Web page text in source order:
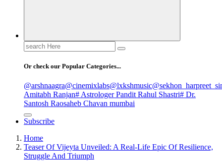
Search
for:
Or check our Popular Categories...
@arshnaagra@cinemixlabs@lxkshmusic
Amitabh Ranjan# Astrologer Pandit Rahul Shastri# Dr.
Santosh Raosaheb Chavan mumbai
Subscribe
Home
Teaser Of Vijeyta Unveiled: A Real-Life Epic Of Resilience,
Struggle And Triumph